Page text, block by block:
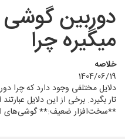
دوربین گوشی
میگیره چرا
خلاصه
1404/06/19
دلایل مختلفی وجود دارد که چرا
**سخت‌افزار ضعیف:** گوشی‌های